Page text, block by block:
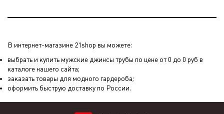
В интернет-магазине 21shop вы можете:
выбрать и купить мужские джинсы трубы по цене от 0 до 0 руб в
каталоге нашего сайта;
заказать товары для модного гардероба;
оформить быструю доставку по России.